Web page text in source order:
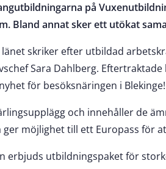
på
Bland annat sker ett utökat
länet skriker efter utbildad
Sara Dahlberg.
för besöksnäringen i Blekinge!
och innehåller de
ger möjlighet till ett Europass för
erbjuds utbildningspaket för